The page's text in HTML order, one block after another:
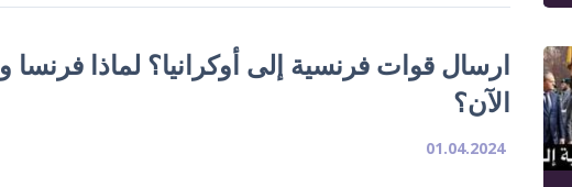
ارسال قوات فرنسية إلى أوكرانيا؟ لماذا فرنسا
الآن؟
01.04.2024